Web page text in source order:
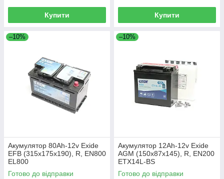
Купити Купити
–10%
Акумулятор 80Ah-12v Exide
EFB (315х175х190), R, EN800
EL800
Готово до відправки
–10%
Акумулятор 12Ah-12v Exide
AGM (150х87х145), R, EN200
ETX14L-BS
Готово до відправки